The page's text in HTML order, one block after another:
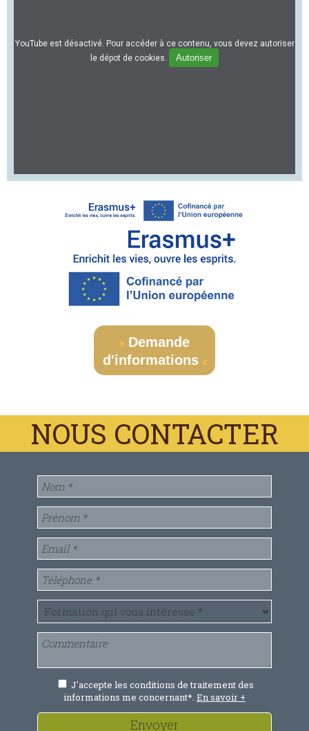
YouTube est désactivé. Pour accéder à ce contenu, vous devez autoriser
le dépot de cookies.
Autoriser
Demande
d'informations
J'accepte les conditions de traitement des
informations me concernant*. En savoir +
Envoyer